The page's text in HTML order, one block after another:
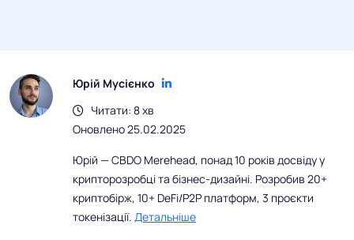
Юрій Мусієнко
Читати: 8 хв
Оновлено 25.02.2025
Юрій — CBDO Merehead, понад 10 років досвіду у
крипторозробці та бізнес-дизайні. Розробив 20+
криптобірж, 10+ DeFi/P2P платформ, 3 проєкти
токенізації. Детальніше